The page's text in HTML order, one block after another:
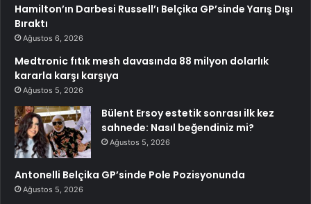
Hamilton’ın Darbesi Russell’ı Belçika GP’sinde Yarış Dışı
Bıraktı
Ağustos 6, 2026
Medtronic fıtık mesh davasında 88 milyon dolarlık
kararla karşı karşıya
Ağustos 5, 2026
Bülent Ersoy estetik sonrası ilk kez
sahnede: Nasıl beğendiniz mi?
Ağustos 5, 2026
Antonelli Belçika GP’sinde Pole Pozisyonunda
Ağustos 5, 2026